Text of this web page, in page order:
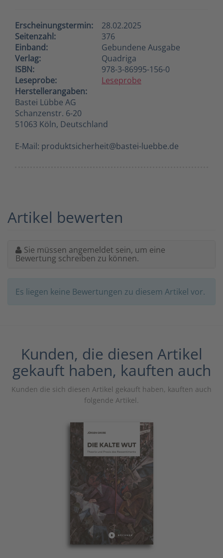
Erscheinungstermin:
28.02.2025
Seitenzahl:
376
Einband:
Gebundene Ausgabe
Verlag:
Quadriga
ISBN:
978-3-86995-156-0
Leseprobe:
Leseprobe
Herstellerangaben:
Bastei Lübbe AG
Schanzenstr. 6-20
51063 Köln, Deutschland
E-Mail: produktsicherheit@bastei-luebbe.de
Artikel bewerten
Sie müssen angemeldet sein, um eine
Bewertung schreiben zu können.
Es liegen keine Bewertungen zu diesem Artikel vor.
Kunden, die diesen Artikel
gekauft haben, kauften auch
Kunden die sich diesen Artikel gekauft haben, kauften auch
folgende Artikel.